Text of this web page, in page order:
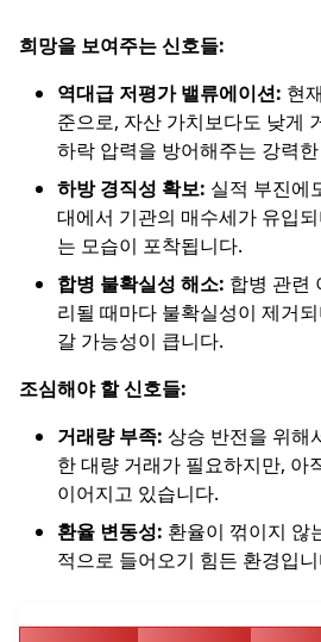
희망을 보여주는 신호들:
역대급 저평가 밸류에이션: 현
준으로, 자산 가치보다도 낮게
하락 압력을 방어해주는 강력
하방 경직성 확보: 실적 부진에
대에서 기관의 매수세가 유입
는 모습이 포착됩니다.
합병 불확실성 해소: 합병 관련
리될 때마다 불확실성이 제거
갈 가능성이 큽니다.
조심해야 할 신호들:
거래량 부족: 상승 반전을 위해
한 대량 거래가 필요하지만, 아
이어지고 있습니다.
환율 변동성: 환율이 꺾이지 않
적으로 들어오기 힘든 환경입